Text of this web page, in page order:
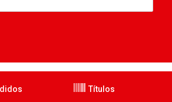
Títulos